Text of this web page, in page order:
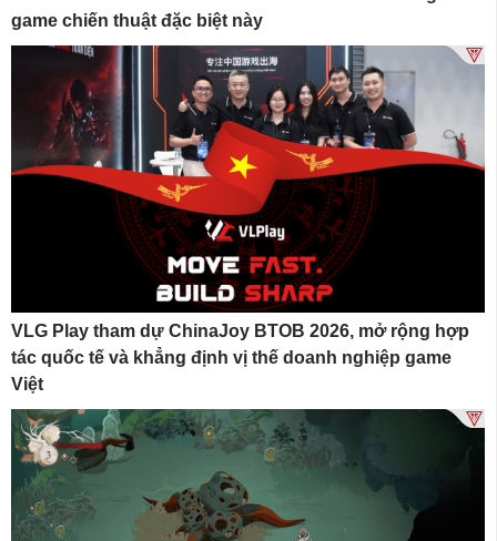
game chiến thuật đặc biệt này
VLG Play tham dự ChinaJoy BTOB 2026, mở rộng hợp
tác quốc tế và khẳng định vị thế doanh nghiệp game
Việt